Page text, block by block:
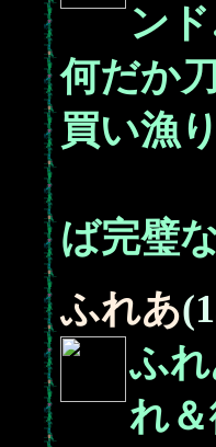
ン
何だか
買い漁
これ
ば完璧
ふれあ
ふ
れ